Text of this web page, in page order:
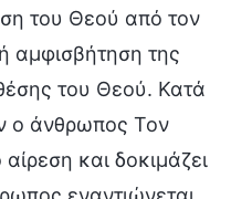
του Θεού από τον
αμφισβήτηση της
του Θεού. Κατά
ο άνθρωπος Τον
και δοκιμάζει